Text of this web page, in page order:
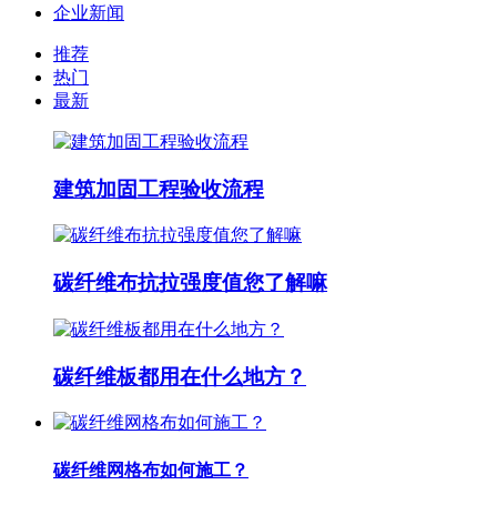
企业新闻
推荐
热门
最新
建筑加固工程验收流程
碳纤维布抗拉强度值您了解嘛
碳纤维板都用在什么地方？
碳纤维网格布如何施工？